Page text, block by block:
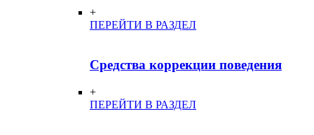
+
ПЕРЕЙТИ В РАЗДЕЛ
Средства коррекции поведения
+
ПЕРЕЙТИ В РАЗДЕЛ